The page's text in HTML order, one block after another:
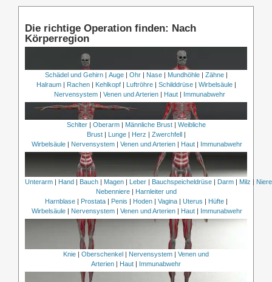
Die richtige Operation finden: Nach
Körperregion
Schädel und Gehirn| Auge| Ohr| Nase| Mundhöhle| Zähne|
Halraum| Rachen| Kehlkopf| Luftröhre| Schilddrüse| Wirbelsäule|
Nervensystem | Venen und Arterien | Haut | Immunabwehr
Schlter| Oberarm| Männliche Brust| Weibliche
Brust| Lunge| Herz | Zwerchfell|
Wirbelsäule | Nervensystem | Venen und Arterien | Haut | Immunabwehr
Unterarm| Hand| Bauch| Magen| Leber| Bauchspeicheldrüse| Darm| Milz |
Nebenniere| Harnleiter und
Harnblase| Prostata| Penis | Hoden| Vagina| Uterus | Hüfte|
Wirbelsäule | Nervensystem | Venen und Arterien | Haut | Immunabwehr
Knie Oberschenkel Nervensystem
Venen und
Arterien
Haut Immunabwehr